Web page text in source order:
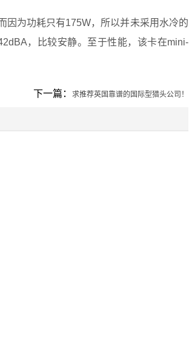
因为功耗只有175W，所以并未采用水冷的
，比较安静。至于性能，该卡在mini-
下一篇： 求推荐英国靠谱的国际型猎头公司！